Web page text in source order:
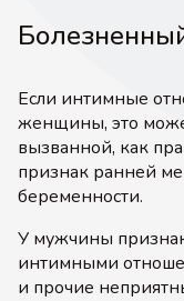
Если интимные
женщины, это
вызванной, как
признак ранней
беременности.
У мужчины
интимными
и прочие